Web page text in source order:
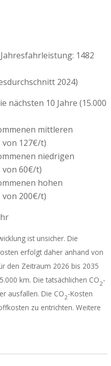
1482
2024)
nächsten 10 Jahre (15.000
mittleren
von 127€/t)
niedrigen
von 60€/t)
hohen
von 200€/t)
ist unsicher. Die
erfolgt daher anhand von
den Zeitraum 2026 bis 2035
km. Die tatsächlichen CO2-
ausfallen. Die CO2-Kosten
zu entrichten. Weitere